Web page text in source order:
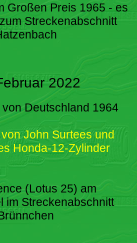
Großen Preis 1965 - es
Streckenabschnitt
2022
Deutschland 1964
John Surtees und
Honda-12-Zylinder
(Lotus 25) am
im Streckenabschnitt